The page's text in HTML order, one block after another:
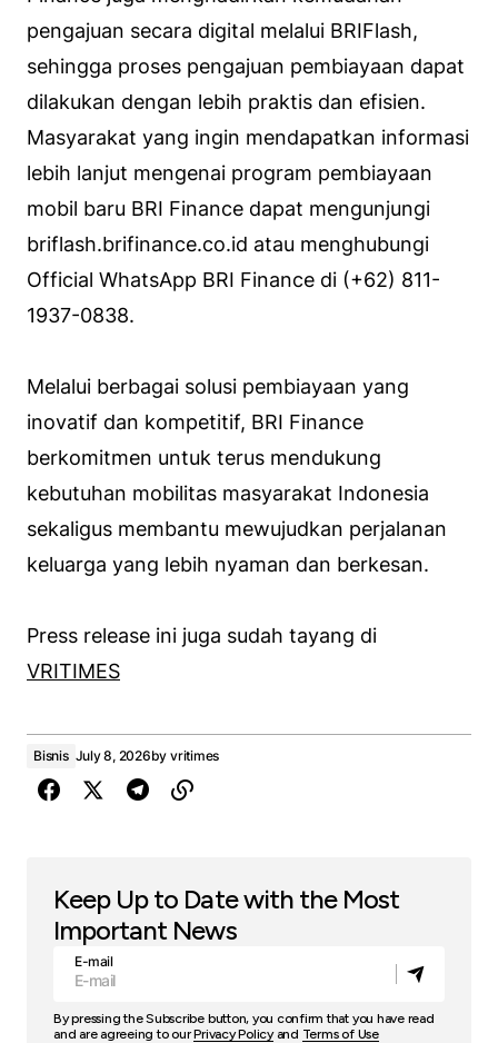
pengajuan secara digital melalui BRIFlash,
sehingga proses pengajuan pembiayaan dapat
dilakukan dengan lebih praktis dan efisien.
Masyarakat yang ingin mendapatkan informasi
lebih lanjut mengenai program pembiayaan
mobil baru BRI Finance dapat mengunjungi
briflash.brifinance.co.id atau menghubungi
Official WhatsApp BRI Finance di (+62) 811-
1937-0838.
Melalui berbagai solusi pembiayaan yang
inovatif dan kompetitif, BRI Finance
berkomitmen untuk terus mendukung
kebutuhan mobilitas masyarakat Indonesia
sekaligus membantu mewujudkan perjalanan
keluarga yang lebih nyaman dan berkesan.
Press release ini juga sudah tayang di
VRITIMES
Bisnis July 8, 2026by vritimes
Keep Up to Date with the Most
Important News
E-mail
By pressing the Subscribe button, you confirm that you have read
and are agreeing to ourPrivacy Policyand Terms of Use